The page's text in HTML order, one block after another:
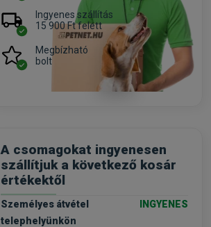
Ingyenes szállítás
15 900 Ft felett
Megbízható
bolt
A csomagokat ingyenesen
szállítjuk a következő kosár
értékektől
Személyes átvétel
telephelyünkön
INGYENES